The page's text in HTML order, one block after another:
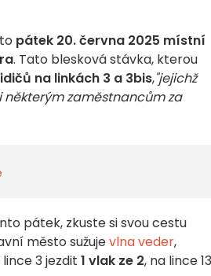
pátek 20. června 2025 místní
. Tato blesková stávka, kterou
na linkách 3 a 3bis,"jejichž
některým zaměstnancům za
pátek, zkuste si svou cestu
město sužujevlna veder,
3 jezdit 1 vlak ze 2, na lince